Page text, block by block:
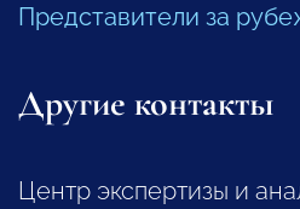
Представители за
Другие контакты
Центр экспертизы и